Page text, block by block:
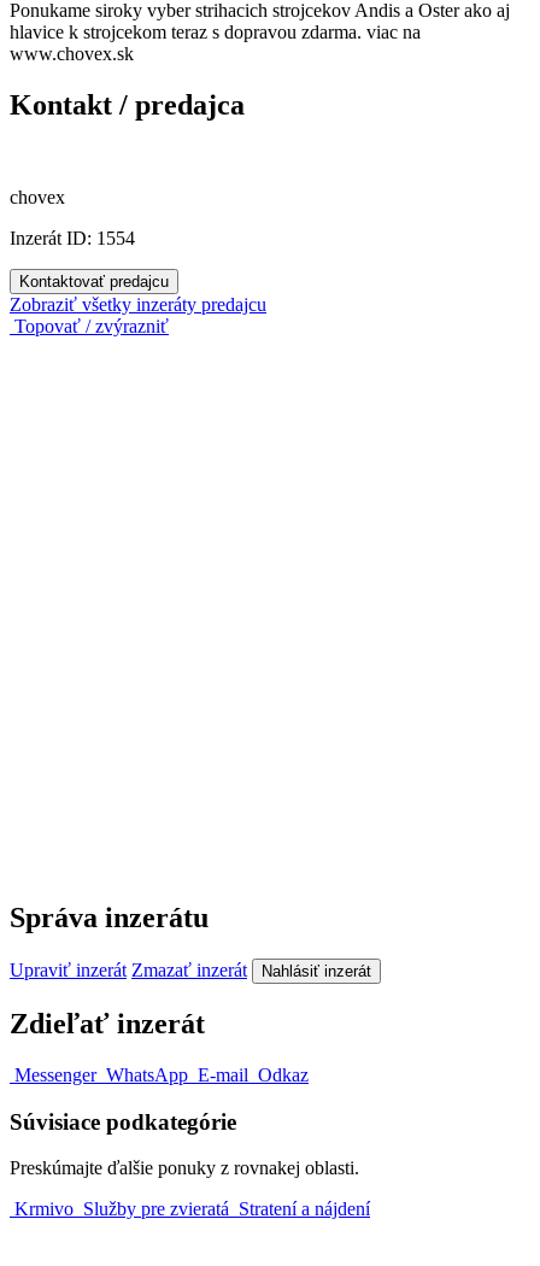
Ponukame siroky vyber strihacich strojcekov Andis a Oster ako aj
hlavice k strojcekom teraz s dopravou zdarma. viac na
www.chovex.sk
Kontakt / predajca
chovex
Inzerát ID: 1554
Kontaktovať predajcu
Zobraziť všetky inzeráty predajcu
Topovať / zvýrazniť
Správa inzerátu
Upraviť inzerát Zmazať inzerát Nahlásiť inzerát
Zdieľať inzerát
Messenger WhatsApp E-mail Odkaz
Súvisiace podkategórie
Preskúmajte ďalšie ponuky z rovnakej oblasti.
Krmivo Služby pre zvieratá Stratení a nájdení